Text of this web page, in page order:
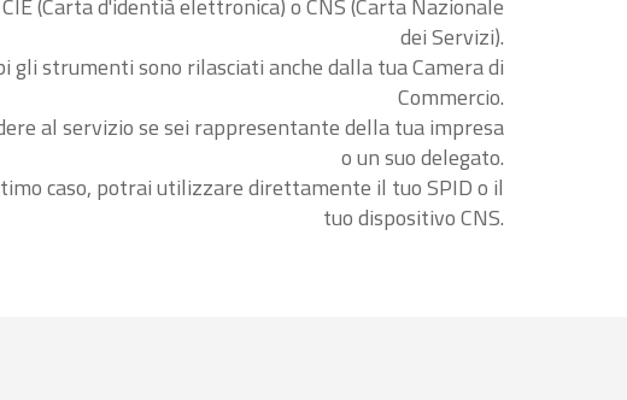
dei Servizi).
gli strumenti sono rilasciati anche dalla tua Camera di
Commercio.
al servizio se sei rappresentante della tua impresa
o un suo delegato.
caso, potrai utilizzare direttamente il tuo SPID o il
tuo dispositivo CNS.